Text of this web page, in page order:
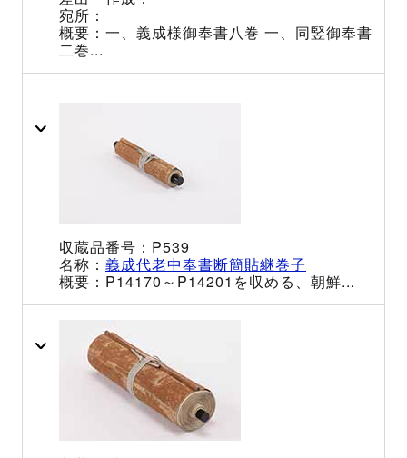
一、義成様御奉書八巻 一、同竪御奉書
二巻...
P539
義成代老中奉書断簡貼継巻子
P14170～P14201を収める、朝鮮...